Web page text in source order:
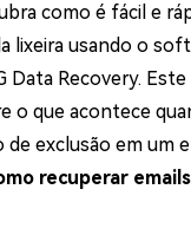
como é fácil e
lixeira usando o
Data Recovery.
o que acontece
exclusão em um
recuperar